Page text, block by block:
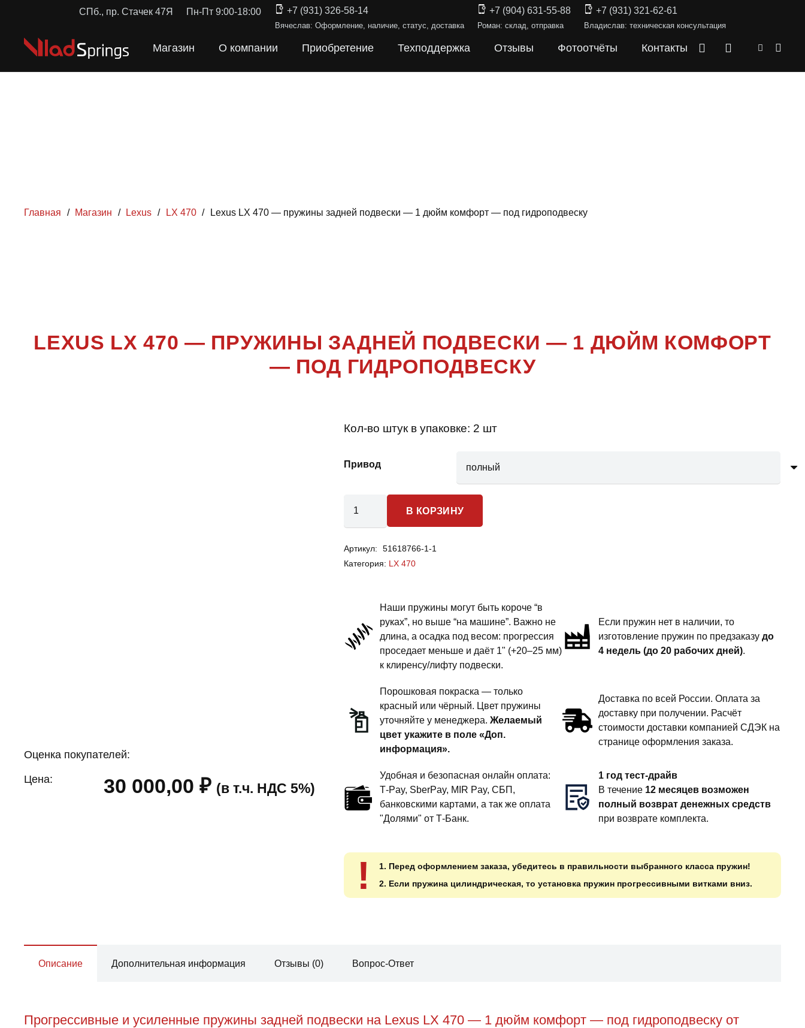
СПб., пр. Стачек 47Я Пн-Пт 9:00-18:00 +7 (931) 326-58-14
Вячеслав: Оформление, наличие, статус, доставка
+7 (904) 631-55-88
Роман: склад, отправка
+7 (931) 321-62-61
Владислав: техническая консультация
Магазин О компании Приобретение Техподдержка Отзывы Фотоотчёты Контакты
Главная / Магазин / Lexus / LX 470 / Lexus LX 470 — пружины задней подвески — 1 дюйм комфорт — под гидроподвеску
470
LEXUS LX 470 — ПРУЖИНЫ ЗАДНЕЙ ПОДВЕСКИ — 1 ДЮЙМ КОМФОРТ
— ПОД ГИДРОПОДВЕСКУ
Оценка покупателей:
Цена: 30 000,00₽ (в т.ч. НДС 5%)
Кол-во штук в упаковке: 2 шт
Привод
LX
470
пружины
подвески
комфорт
гидроподвеску
В КОРЗИНУ
Артикул:
51618766-1-1
Категория: LX 470
Наши пружины могут быть короче “в
руках”, но выше “на машине”. Важно не
длина, а осадка под весом: прогрессия
проседает меньше и даёт 1" (+20–25 мм)
к клиренсу/лифту подвески.
Если пружин нет в наличии, то
изготовление пружин по предзаказудо
4 недель (до 20 рабочих дней).
Порошковая покраска — только
красный или чёрный. Цвет пружины
уточняйте у менеджера.Желаемый
цвет укажите в поле «Доп.
информация».
Доставка по всей России. Оплата за
доставку при получении. Расчёт
стоимости доставки компанией СДЭК на
странице оформления заказа.
Удобная и безопасная онлайн оплата:
T‑Pay, SberPay, MIR Pay, СБП,
банковскими картами, а так же оплата
"Долями" от Т-Банк.
1 год тест-драйв
В течение 12 месяцев возможен
полный возврат денежных средств
при возврате комплекта.
!
1. Перед оформлением заказа, убедитесь в правильности выбранного класса пружин!
2. Если пружина цилиндрическая, то установка пружин прогрессивными витками вниз.
Описание Дополнительная информация Отзывы (0) Вопрос-Ответ
Прогрессивные и усиленные пружины задней подвески на Lexus LX 470 — 1 дюйм комфорт — под гидроподвеску от